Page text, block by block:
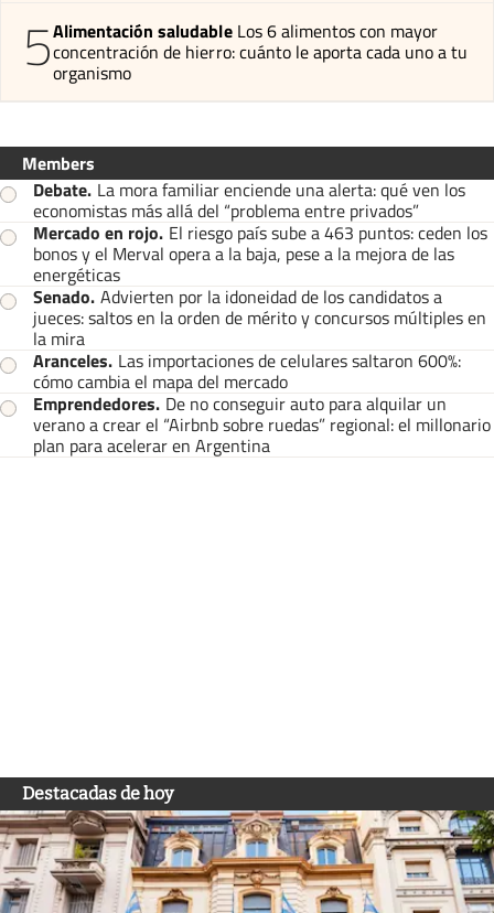
5Alimentación saludable Los 6 alimentos con mayor
concentración de hierro: cuánto le aporta cada uno a tu
organismo
Members
Debate. La mora familiar enciende una alerta: qué ven los
economistas más allá del “problema entre privados”
Mercado en rojo. El riesgo país sube a 463 puntos: ceden los
bonos y el Merval opera a la baja, pese a la mejora de las
energéticas
Senado. Advierten por la idoneidad de los candidatos a
jueces: saltos en la orden de mérito y concursos múltiples en
la mira
Aranceles. Las importaciones de celulares saltaron 600%:
cómo cambia el mapa del mercado
Emprendedores. De no conseguir auto para alquilar un
verano a crear el “Airbnb sobre ruedas” regional: el millonario
plan para acelerar en Argentina
Destacadas de hoy